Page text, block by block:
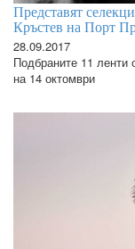
Представят
Кръстев на Порт
28.09.2017
Подбраните 11 ленти
на 14 октомври